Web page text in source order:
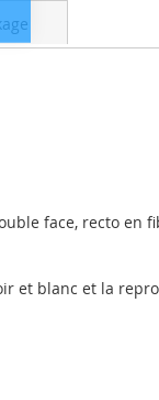
face, recto en
et blanc et la